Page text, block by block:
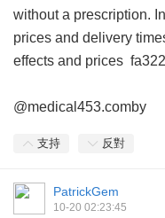
without a prescription.
prices and delivery
effects and prices
@medical453.comby
支持 反對
PatrickGem
10-20 02:23:45